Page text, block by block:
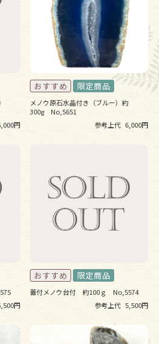
円
メノウ原石水晶付き（ブルー）約
300g No,5651
参考上代 6,000円
円
蓋付メノウ台付 約100ｇ No,5574
参考上代 5,500円